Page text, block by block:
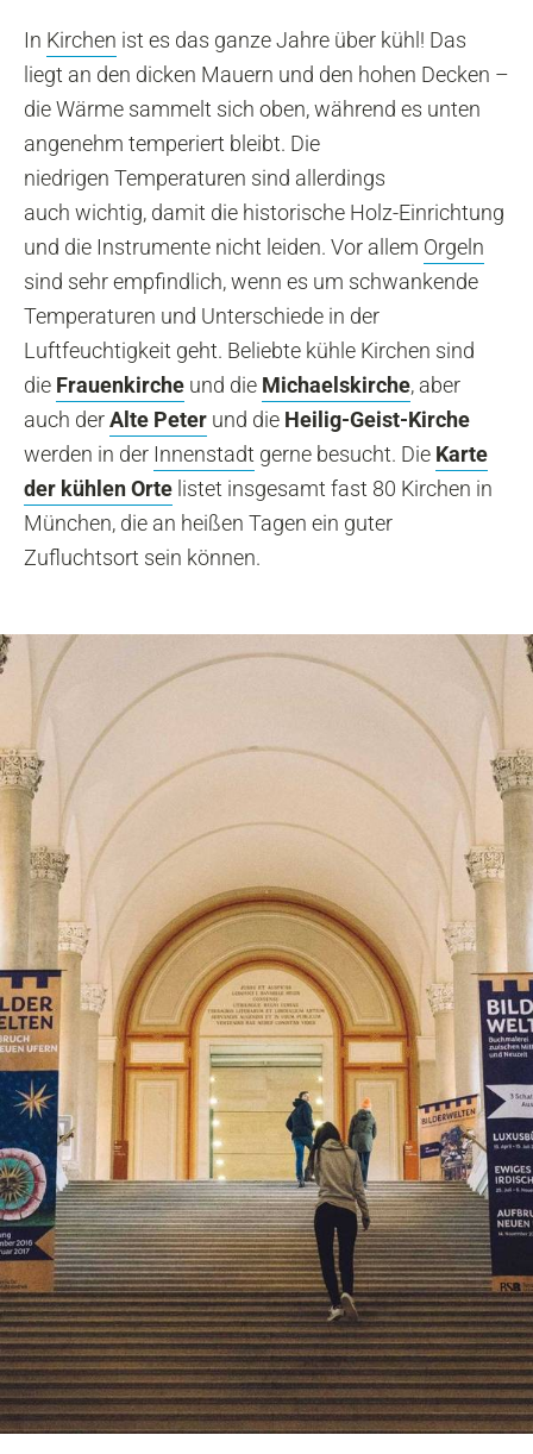
In Kirchen ist es das ganze Jahre über kühl! Das
liegt an den dicken Mauern und den hohen Decken –
die Wärme sammelt sich oben, während es unten
angenehm temperiert bleibt. Die
niedrigen Temperaturen sind allerdings
auch wichtig, damit die historische Holz-Einrichtung
und die Instrumente nicht leiden. Vor allem Orgeln
sind sehr empfindlich, wenn es um schwankende
Temperaturen und Unterschiede in der
Luftfeuchtigkeit geht. Beliebte kühle Kirchen sind
die Frauenkirche und die Michaelskirche, aber
auch derAlte Peter und die Heilig-Geist-Kirche
werden in der Innenstadt gerne besucht. Die Karte
der kühlen Orte listet insgesamt fast 80 Kirchen in
München, die an heißen Tagen ein guter
Zufluchtsort sein können.